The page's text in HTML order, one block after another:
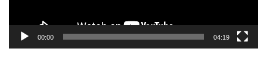
00:00 04:19